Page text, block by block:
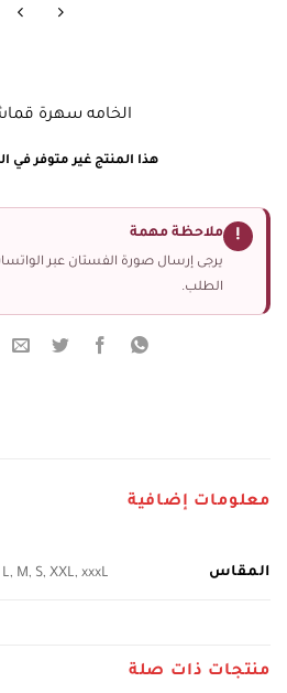
الخامه سهرة
هذا المنتج غير متوفر في
! ملاحظة مهمة
يرجى إرسال صورة الفستان عبر
الطلب.
معلومات إضافية
المقاس M, S, XXL, xxxL
منتجات ذات صلة